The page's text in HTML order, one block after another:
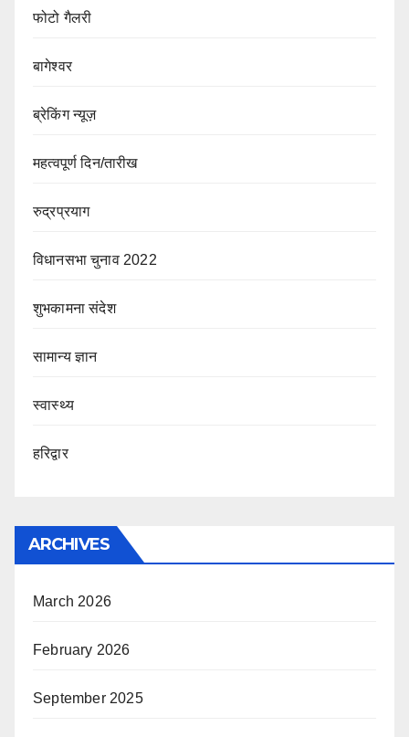
फोटो गैलरी
बागेश्वर
ब्रेकिंग न्यूज़
महत्वपूर्ण दिन/तारीख
रुद्रप्रयाग
विधानसभा चुनाव 2022
शुभकामना संदेश
सामान्य ज्ञान
स्वास्थ्य
हरिद्वार
ARCHIVES
March 2026
February 2026
September 2025